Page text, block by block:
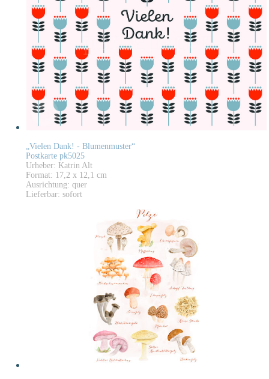
„Vielen Dank! - Blumenmuster“
Postkarte pk5025
Urheber: Katrin Alt
Format: 17,2 x 12,1 cm
Ausrichtung: quer
Lieferbar: sofort